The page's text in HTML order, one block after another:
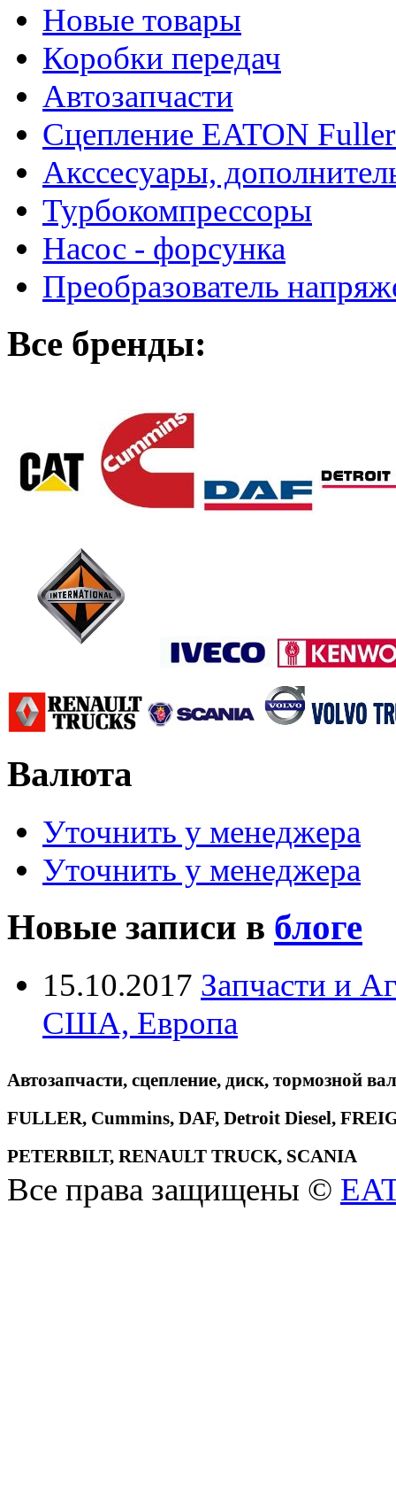
Новые товары
Коробки передач
Автозапчасти
Сцепление EATON
Акссесуары,
Турбокомпрессоры
Насос - форсунка
Преобразователь
Все бренды:
Валюта
Уточнить у менеджера
Уточнить у менеджера
Новые записи в блоге
15.10.2017 Запчасти и
США, Европа
Автозапчасти, сцепление, диск, тормозной
FULLER, Cummins, DAF, Detroit Diesel,
PETERBILT, RENAULT TRUCK, SCANIA
Все права защищены ©